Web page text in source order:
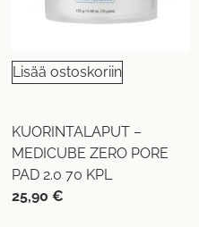
Lisää ostoskoriin
KUORINTALAPUT –
MEDICUBE ZERO PORE
PAD 2.0 70 KPL
25,90 €